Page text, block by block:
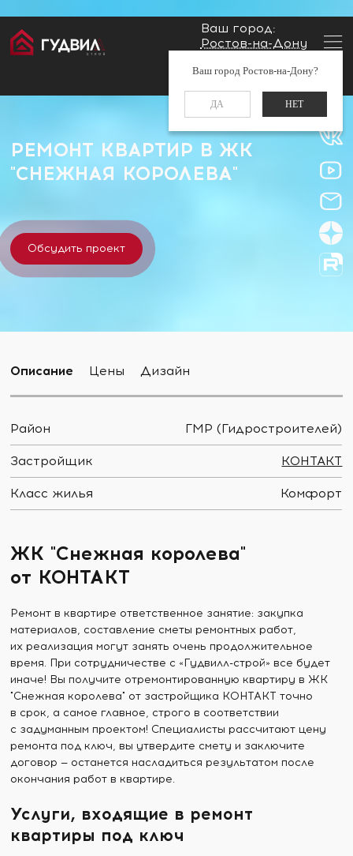
Ваш город:
Ростов-на-Дону
Ваш город Ростов-на-Дону?
ДА НЕТ
Заказать звонок
Главная Застройщики
РЕМОНТ КВАРТИР В ЖК
"СНЕЖНАЯ КОРОЛЕВА"
Обсудить проект
Описание Цены Дизайн
Район ГМР (Гидростроителей)
Застройщик КОНТАКТ
Класс жилья Комфорт
ЖК "Снежная королева"
от КОНТАКТ
Ремонт в квартире ответственное занятие: закупка
материалов, составление сметы ремонтных работ,
их реализация могут занять очень продолжительное
время. При сотрудничестве с «Гудвилл-строй» все будет
иначе! Вы получите отремонтированную квартиру в ЖК
"Снежная королева" от застройщика КОНТАКТ точно
в срок, а самое главное, строго в соответствии
с задуманным проектом! Специалисты рассчитают цену
ремонта под ключ, вы утвердите смету и заключите
договор — останется насладиться результатом после
окончания работ в квартире.
Услуги, входящие в ремонт
квартиры под ключ